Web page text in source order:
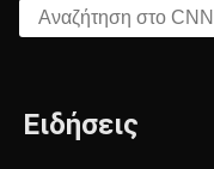
Αναζήτηση στο CNN.gr
Ειδήσεις